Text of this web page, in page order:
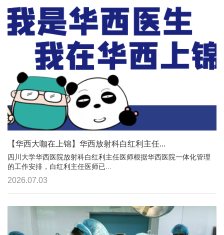
【华西大咖在上锦】华西放射科白红利主任...
四川大学华西医院放射科白红利主任医师根据华西医院一体化管理
的工作安排，白红利主任医师已...
2026.07.03